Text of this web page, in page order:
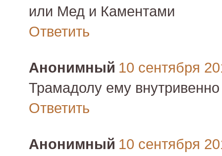
или Мед и Каментами
Ответить
Анонимный 10 сентября
Трамадолу ему внутривенно
Ответить
Анонимный 10 сентября